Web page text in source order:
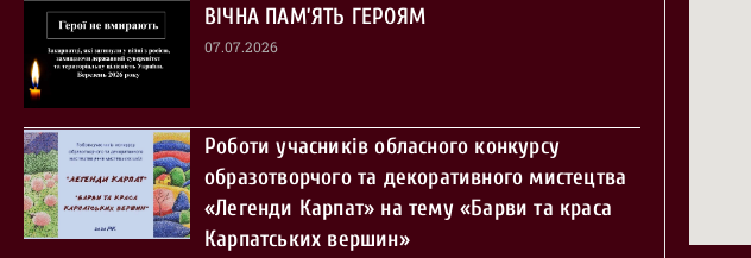
ВІЧНА ПАМ’ЯТЬ ГЕРОЯМ
07.07.2026
Роботи учасників обласного конкурсу
образотворчого та декоративного мистецтва
«Легенди Карпат» на тему «Барви та краса
Карпатських вершин»